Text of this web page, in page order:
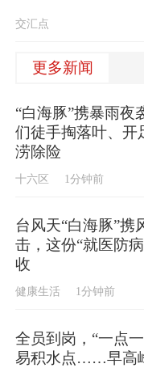
交汇点
更多新闻
“白海豚”携暴雨夜
们徒手掏落叶、开
涝除险
十六区 1分钟前
台风天“白海豚”携
击，这份“就医防
收
健康生活 1分钟前
全员到岗，“一点
易积水点……早高